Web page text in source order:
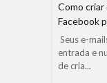
Como
Facebook
Seus e-
entrada e
de cria...